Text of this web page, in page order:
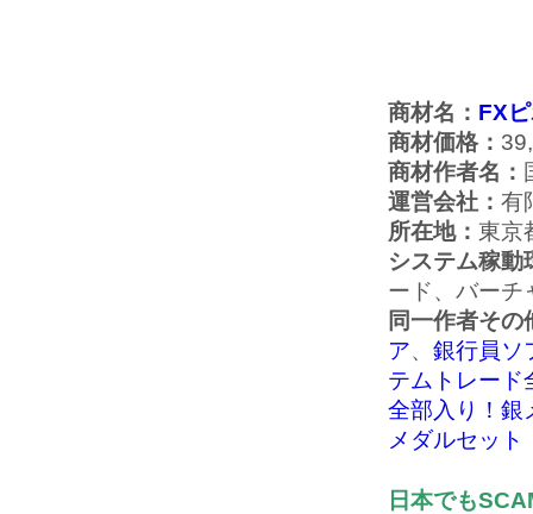
商材名： FX
商材価格：
商材作者名：
運営会社： 有
所在地： 東京
システム稼動
ード、バーチ
同一作者そ
ア、 銀行員ソ
テムトレード
全部入り！銀
メダルセット
日本でも